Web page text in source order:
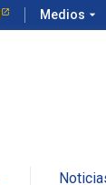
Medios arrow_drop_down